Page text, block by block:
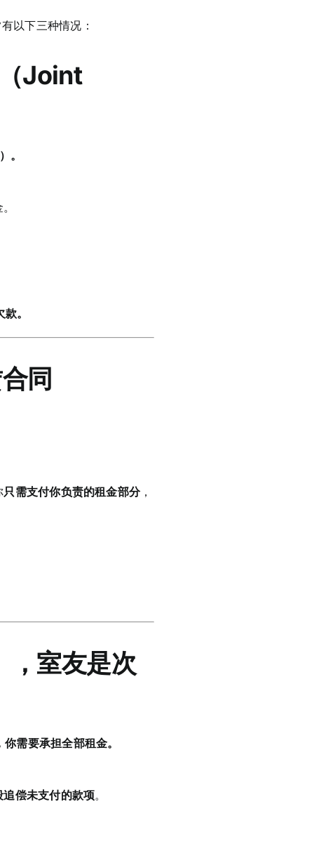
以下三种情况：
Joint
。
。
同
只需支付你负责的租金部分，
，室友是次
需要承担全部租金。
偿未支付的款项。